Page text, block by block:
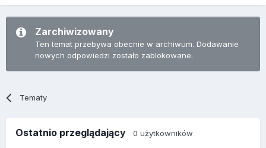
Zarchiwizowany
Ten temat przebywa obecnie w archiwum. Dodawanie
nowych odpowiedzi zostało zablokowane.
Tematy
Ostatnio przeglądający 0 użytkowników